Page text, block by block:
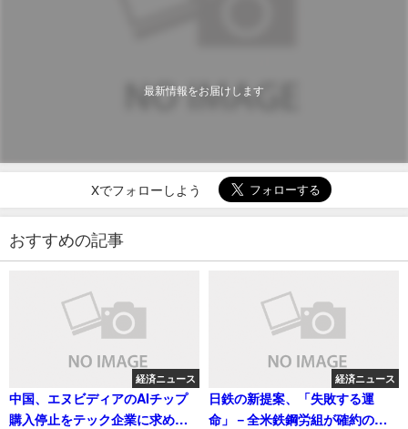
最新情報をお届けします
Xでフォローしよう
おすすめの記事
経済ニュース
中国、エヌビディアのAIチップ
購入停止をテック企業に求める
経済ニュース
日鉄の新提案、「失敗する運
命」－全米鉄鋼労組が確約の欠